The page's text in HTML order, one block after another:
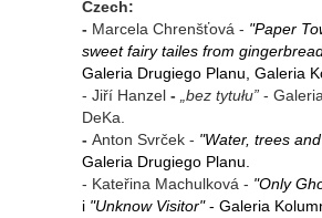
Czech:
- Marcela Chrenšťová - "Paper
sweet fairy tailes from
Galeria Drugiego Planu, Galeria
- Jiří Hanzel - „bez tytułu” -
DeKa.
- Anton Svrček - "Water, trees
Galeria Drugiego Planu.
- Kateřina Machulková - "Only
i "Unknow Visitor"- Galeria